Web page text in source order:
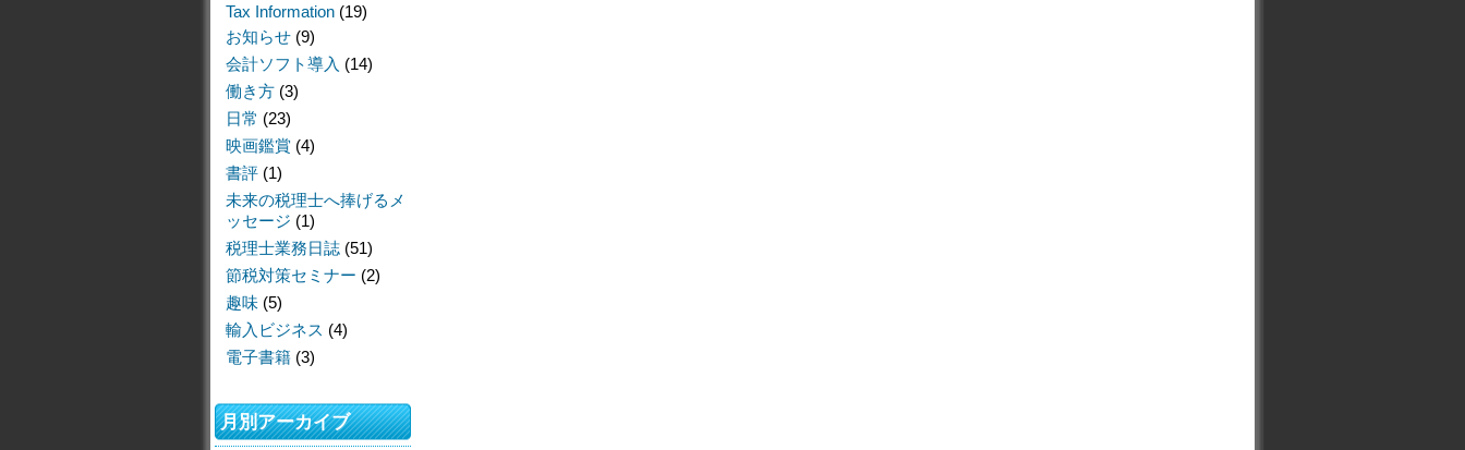
Tax Information (19)
お知らせ (9)
会計ソフト導入 (14)
働き方 (3)
日常 (23)
映画鑑賞 (4)
書評 (1)
未来の税理士へ捧げるメ
ッセージ (1)
税理士業務日誌 (51)
節税対策セミナー (2)
趣味 (5)
輸入ビジネス (4)
電子書籍 (3)
月別アーカイブ